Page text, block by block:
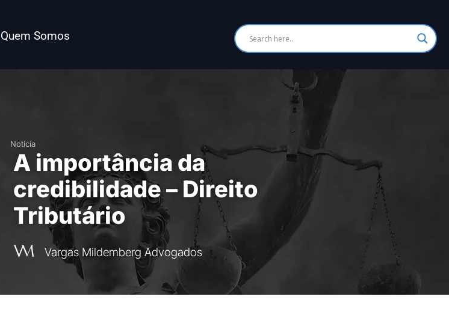
Quem Somos
Notícia
A importância da
credibilidade – Direito
Tributário
Vargas Mildemberg Advogados